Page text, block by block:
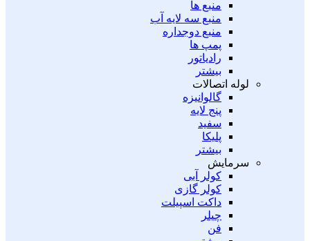
منبع ها
منبع سه لایه آب
منبع دوجداره
پمپ ها
رادیاتور
بیشتر
لوله اتصالات
گالوانیزه
پنج لایه
سفید
پلیکا
بیشتر
سرمایش
کولر آبی
کولر گازی
داکت اسپیلت
چیلر
فن